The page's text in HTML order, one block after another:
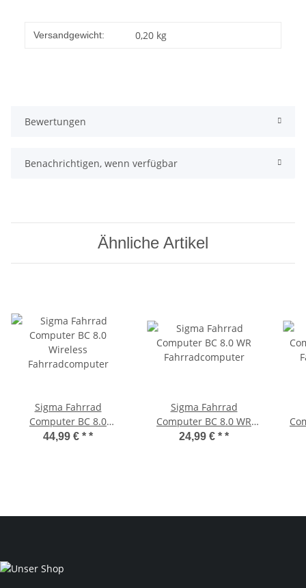
Versandgewicht: 0,20 kg
Bewertungen
Benachrichtigen, wenn verfügbar
Ähnliche Artikel
Sigma Fahrrad
Computer BC 8.0
Wireless
44,99 € * *
Sigma Fahrrad
Computer BC 8.0 WR
Fahrradcomputer
24,99 € * *